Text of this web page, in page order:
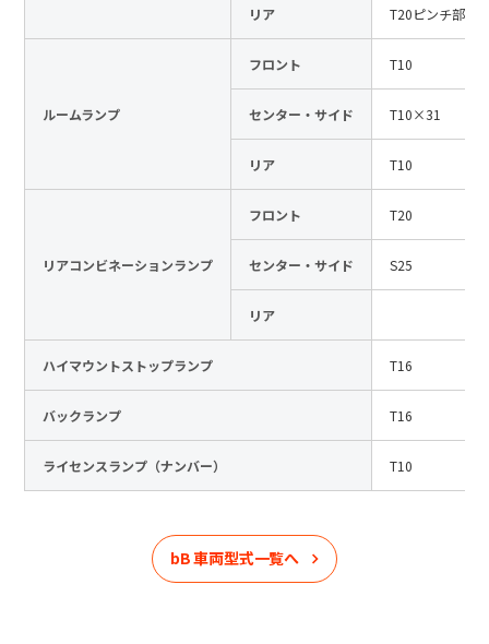
リア T20ピンチ部違
ルームランプ
フロント T10
センター・サイド T10×31
リア T10
リアコンビネーションランプ
フロント T20
センター・サイド S25
リア
ハイマウントストップランプ T16
バックランプ T16
ライセンスランプ（ナンバー） T10
bB車両型式一覧へ